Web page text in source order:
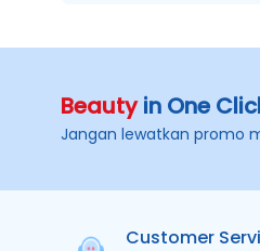
Beautyin One
Jangan lewatkan promo
Customer